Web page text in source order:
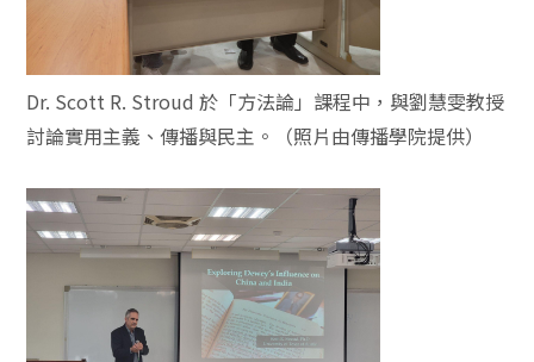
Dr. Scott R. Stroud 於「方法論」課程中，與劉慧雯教授
討論實用主義、傳播與民主。（照片由傳播學院提供）